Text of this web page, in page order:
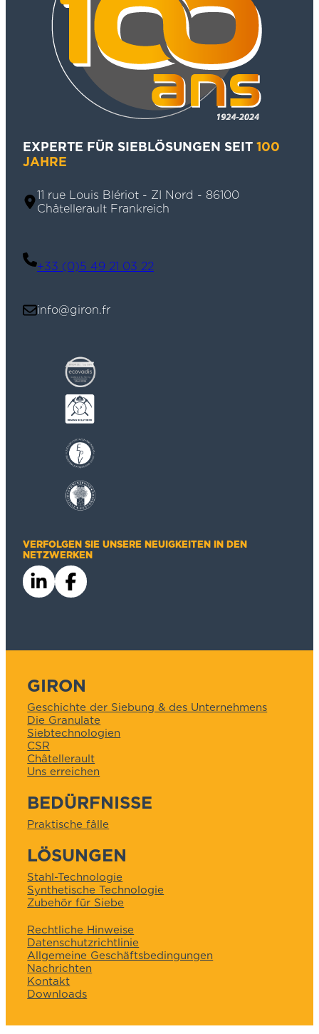
EXPERTE FÜR SIEBLÖSUNGEN SEIT 100
JAHRE
11 rue Louis Blériot - ZI Nord - 86100
Châtellerault Frankreich
+33 (0)5 49 21 03 22
info@giron.fr
VERFOLGEN SIE UNSERE NEUIGKEITEN IN DEN
NETZWERKEN
GIRON
Geschichte der Siebung & des Unternehmens
Die Granulate
Siebtechnologien
CSR
Châtellerault
Uns erreichen
BEDÜRFNISSE
Praktische fâlle
LÖSUNGEN
Stahl-Technologie
Synthetische Technologie
Zubehör für Siebe
Rechtliche Hinweise
Datenschutzrichtlinie
Allgemeine Geschäftsbedingungen
Nachrichten
Kontakt
Downloads